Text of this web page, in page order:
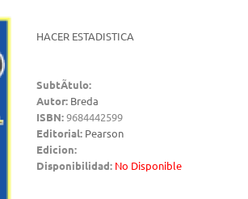
HACER ESTADISTICA
SubtÃ­tulo:
Autor: Breda
ISBN:9684442599
Editorial: Pearson
Edicion:
Disponibilidad: No Disponible